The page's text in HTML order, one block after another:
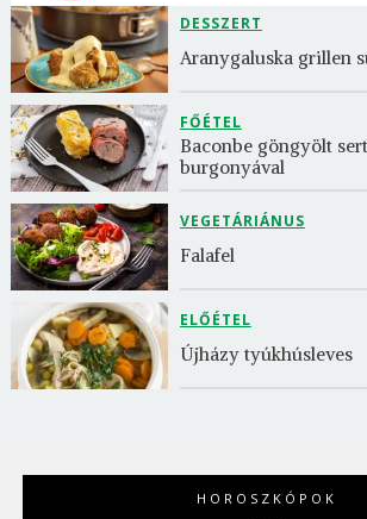
DESSZERT
Aranygaluska grillen
FŐÉTEL
Baconbe göngyölt
burgonyával
VEGETÁRIÁNUS
Falafel
ELŐÉTEL
Újházy tyúkhúsleves
HOROSZKÓPOK